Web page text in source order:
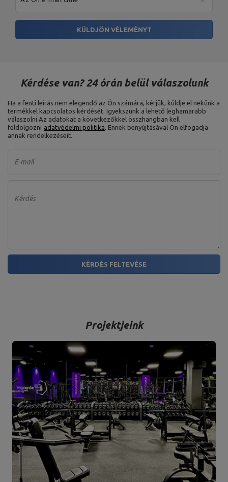
KÜLDJÖN VÉLEMÉNYT
Kérdése van? 24 órán belül válaszolunk
Ha a fenti leírás nem elegendő az Ön számára, kérjük, küldje el nekünk a
termékkel kapcsolatos kérdését. Igyekszünk a lehető leghamarabb
válaszolni.Az adatokat a következőkkel összhangban kell
feldolgozni adatvédelmi politika. Ennek benyújtásával Ön elfogadja
annak rendelkezéseit.
E-mail
Kérdés
KÉRDÉS FELTEVÉSE
Projektjeink